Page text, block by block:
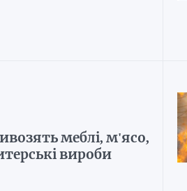
меблі, м'ясо,
вироби